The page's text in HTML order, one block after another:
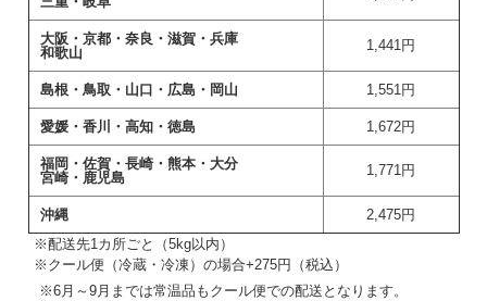
大阪・京都・奈良・滋賀・兵庫
和歌山
1,441円
島根・鳥取・山口・広島・岡山 1,551円
愛媛・香川・高知・徳島 1,672円
福岡・佐賀・長崎・熊本・大分
宮崎・鹿児島
1,771円
沖縄
2,475円
※配送先1カ所ごと（5kg以内）
※クール便（冷蔵・冷凍）の場合+275円（税込）
※6月～9月までは常温品もクール便での配送となります。